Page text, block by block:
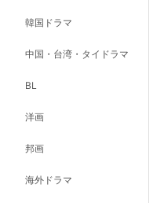
韓国ドラマ
中国・台湾・タイドラマ
BL
洋画
邦画
海外ドラマ